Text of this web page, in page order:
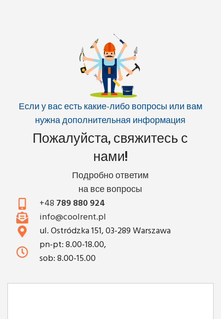
Если у вас есть какие-либо вопросы или вам
нужна дополнительная информация
Пожалуйста, свяжитесь с
нами!
Подробно ответим
на все вопросы
+48 789 880 924
info@coolrent.pl
ul. Ostródzka 151, 03-289 Warszawa
pn-pt: 8.00-18.00,
sob: 8.00-15.00